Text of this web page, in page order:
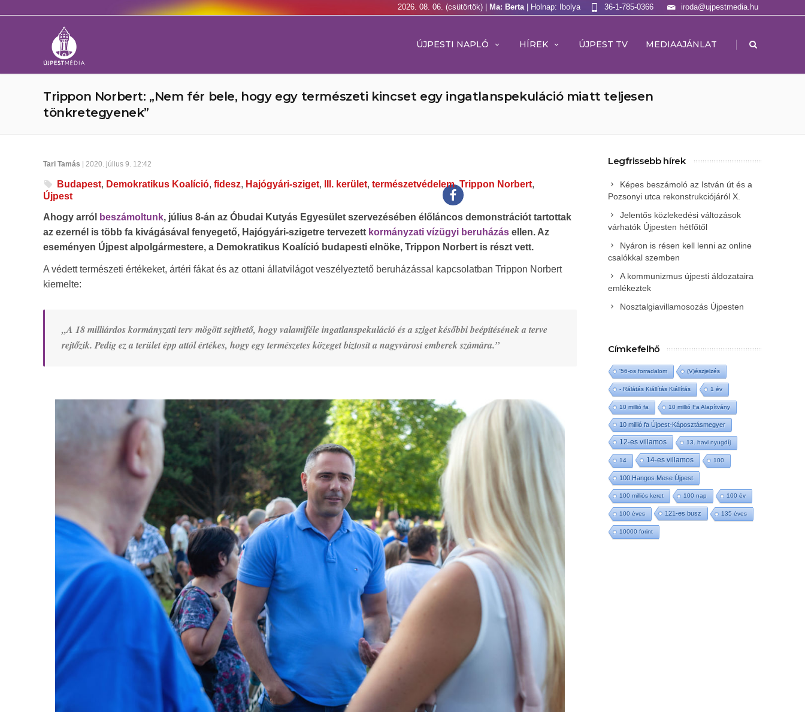
2026. 08. 06. (csütörtök) | Ma: Berta | Holnap: Ibolya iroda@ujpestmedia.hu
36-1-785-0366
ÚJPESTI NAPLÓ HÍREK ÚJPEST TV MEDIAAJÁNLAT |
Trippon Norbert: „Nem fér bele, hogy egy természeti kincset egy ingatlanspekuláció miatt teljesen
tönkretegyenek”
Tari Tamás | 2020. július 9. 12:42
Budapest, Demokratikus Koalíció, fidesz, Hajógyári-sziget, III. kerület, természetvédelem,Trippon Norbert,
Újpest
Ahogy arról beszámoltunk, július 8-án az Óbudai Kutyás Egyesület szervezésében élőláncos demonstrációt tartottak
az ezernél is több fa kivágásával fenyegető, Hajógyári-szigetre tervezett kormányzati vízügyi beruházás ellen. Az
eseményen Újpest alpolgármestere, a Demokratikus Koalíció budapesti elnöke, Trippon Norbert is részt vett.
A védett természeti értékeket, ártéri fákat és az ottani állatvilágot veszélyeztető beruházással kapcsolatban Trippon Norbert
kiemelte:
„A 18 milliárdos kormányzati terv mögött sejthető, hogy valamiféle ingatlanspekuláció és a sziget későbbi beépítésének a terve
rejtőzik. Pedig ez a terület épp attól értékes, hogy egy természetes közeget biztosít a nagyvárosi emberek számára.”
Legfrissebb hírek
Képes beszámoló az István út és a
Pozsonyi utca rekonstrukciójáról X.
Jelentős közlekedési változások
várhatók Újpesten hétfőtől
Nyáron is résen kell lenni az online
csalókkal szemben
A kommunizmus újpesti áldozataira
emlékeztek
Nosztalgiavillamosozás Újpesten
Címkefelhő
'56-os forradalom (V)észjelzés
- Rálátás Kiállítás Kiállítás 1 év
10 millió fa 10 millió Fa Alapítvány
10 millió fa Újpest-Káposztásmegyer
12-es villamos 13. havi nyugdíj
14 14-es villamos 100
100 Hangos Mese Újpest
100 milliós keret 100 nap 100 év
100 éves 121-es busz 135 éves
10000 forint